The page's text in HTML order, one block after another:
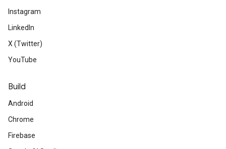
Instagram
LinkedIn
X (Twitter)
YouTube
Build
Android
Chrome
Firebase